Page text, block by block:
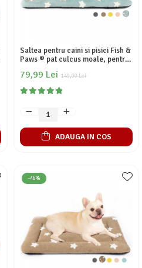
Saltea pentru caini si pisici Fish &
Paws ® pat culcus moale, pentru
antiderapanta, model cu stelute,
dimensiuni 61x46cm, Albastru
149,00 Lei
79,99 Lei
ADAUGA IN COS
-46%